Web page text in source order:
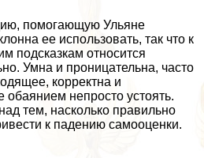
помогающую Ульяне
ее использовать, так что к
подсказкам относится
Умна и проницательна, часто
корректна и
непросто устоять.
тем, насколько правильно
к падению самооценки.